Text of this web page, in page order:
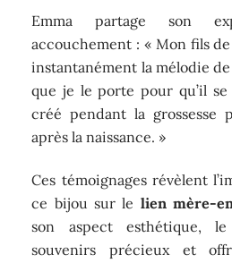
Emma partage son
accouchement : « Mon fils
instantanément la mélodie
que je le porte pour qu’il
créé pendant la grossesse
après la naissance. »
Ces témoignages révèlent
ce bijou sur le lien mère-
son aspect esthétique,
souvenirs précieux et